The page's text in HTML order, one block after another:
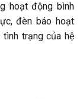
hoạt động bình
đèn báo hoạt
trạng của hệ